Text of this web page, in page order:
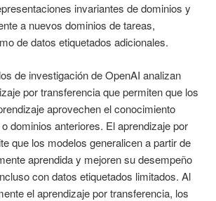
invariantes de dominios y
a nuevos dominios de tareas,
de datos etiquetados adicionales.
de investigación de OpenAI analizan
por transferencia que permiten que los
aprovechen el conocimiento
dominios anteriores. El aprendizaje por
que los modelos generalicen a partir de
aprendida y mejoren su desempeño
con datos etiquetados limitados. Al
el aprendizaje por transferencia, los